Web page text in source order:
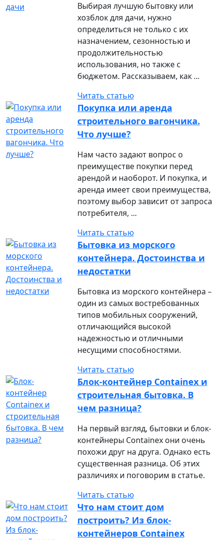
Выбирая лучшую бытовку или
хозблок для дачи, нужно
определиться не только с их
назначением, сезонностью и
продолжительностью
использования, но также с
бюджетом. Рассказываем, как ...
Читать статью
Покупка или аренда
строительного вагончика.
Что лучше?
Нам часто задают вопрос о
преимуществе покупки перед
арендой и наоборот. И покупка, и
аренда имеет свои преимущества,
поэтому выбор зависит от запроса
потребителя, ...
Читать статью
Бытовка из морского
контейнера. Достоинства и
недостатки
Бытовка из морского контейнера –
один из самых востребованных
типов мобильных сооружений,
отличающийся высокой
надежностью и отличными
несущими способностями.
Читать статью
Блок-контейнер Containex и
строительная бытовка. В
чем разница?
На первый взгляд, бытовки и блок-
контейнеры Containex они очень
похожи друг на друга. Однако есть
существенная разница. Об этих
различиях и поговорим в статье.
Читать статью
Что нам стоит дом
построить? Из блок-
контейнеров Containex